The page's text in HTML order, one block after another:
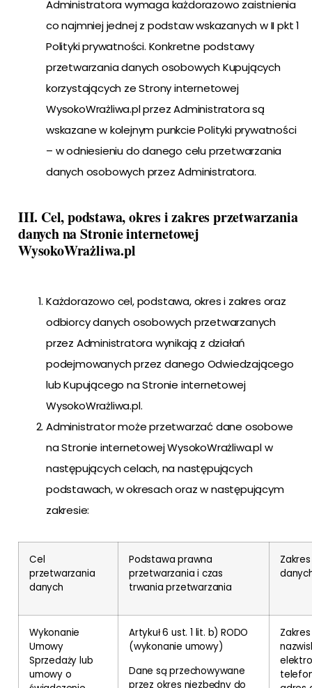
Administratora wymaga każdorazowo zaistnienia
co najmniej jednej z podstaw wskazanych w II pkt 1
Polityki prywatności. Konkretne podstawy
przetwarzania danych osobowych Kupujących
korzystających ze Strony internetowej
WysokoWrażliwa.pl przez Administratora są
wskazane w kolejnym punkcie Polityki prywatności
– w odniesieniu do danego celu przetwarzania
danych osobowych przez Administratora.
III. Cel, podstawa, okres i zakres przetwarzania
danych na Stronie internetowej
WysokoWrażliwa.pl
Każdorazowo cel, podstawa, okres i zakres oraz
odbiorcy danych osobowych przetwarzanych
przez Administratora wynikają z działań
podejmowanych przez danego Odwiedzającego
lub Kupującego na Stronie internetowej
WysokoWrażliwa.pl.
Administrator może przetwarzać dane osobowe
na Stronie internetowej WysokoWrażliwa.pl w
następujących celach, na następujących
podstawach, w okresach oraz w następującym
zakresie:
Cel
przetwarzania
danych
Podstawa prawna
przetwarzania i czas
trwania przetwarzania
Wykonanie
Umowy
Sprzedaży lub
umowy o
Artykuł 6 ust. 1 lit. b) RODO
(wykonanie umowy)
Dane są przechowywane
przez okres niezbędny do